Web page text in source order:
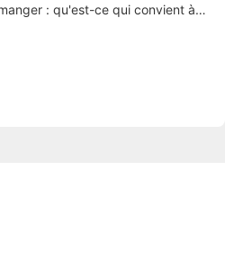
: qu'est-ce qui convient à